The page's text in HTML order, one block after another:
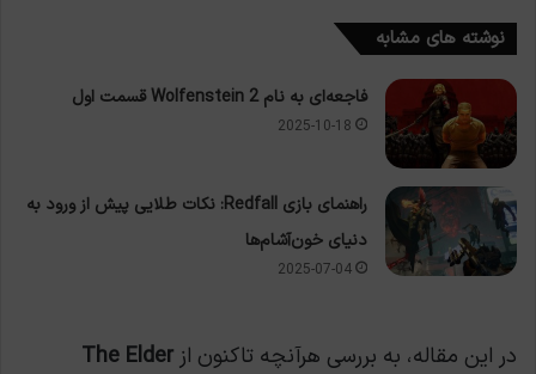
نوشته های مشابه
فاجعه‌ای به نام Wolfenstein 2 قسمت اول
2025-10-18
راهنمای بازی Redfall: نکات طلایی پیش از ورود به
دنیای خون‌آشام‌ها
2025-07-04
در این مقاله، به بررسی هرآنچه تاکنون از The Elder